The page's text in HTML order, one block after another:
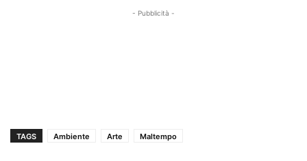
- Pubblicità -
TAGS Ambiente Arte Maltempo